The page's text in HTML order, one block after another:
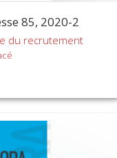
85, 2020-2
du recrutement